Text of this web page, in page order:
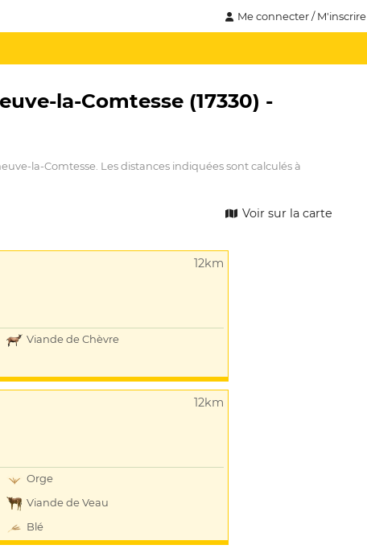
Me connecter / M'inscrire
la-Comtesse (17330) -
la-Comtesse. Les distances indiquées sont calculés à
Voir sur la carte
12km
Viande de Chèvre
12km
Orge
Viande de Veau
Blé